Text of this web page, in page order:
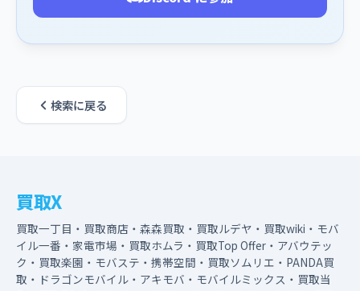
検索に戻る
買取X
買取一丁目・買取商店・森森買取・買取ルデヤ・買取wiki・モバ
イル一番・家電市場・買取ホムラ・買取Top Offer・アバウテッ
ク・買取楽園・モバステ・携帯空間・買取ソムリエ・PANDA買
取・ドラゴンモバイル・アキモバ・モバイルミックス・買取当